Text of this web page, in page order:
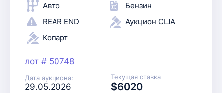
Авто
Бензин
REAR END
Аукцион США
Копарт
лот # 50748
Дата аукциона:
29.05.2026
Текущая ставка
$6020